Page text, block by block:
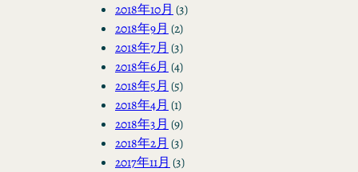
2018年10月 (3)
2018年9月 (2)
2018年7月 (3)
2018年6月 (4)
2018年5月 (5)
2018年4月 (1)
2018年3月 (9)
2018年2月 (3)
2017年11月 (3)